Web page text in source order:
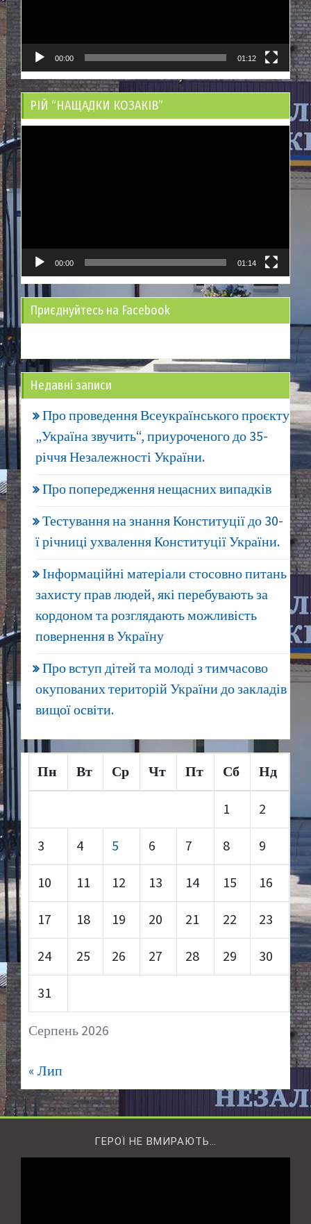
00:00 01:12
РІЙ “НАЩАДКИ КОЗАКІВ”
00:00 01:14
Приєднуйтесь на Facebook
Недавні записи
Про проведення Всеукраїнського проєкту
„Україна звучить“, приуроченого до 35-
річчя Незалежності України.
Про попередження нещасних випадків
Тестування на знання Конституції до 30-
ї річниці ухвалення Конституції України.
Інформаційні матеріали стосовно питань
захисту прав людей, які перебувають за
кордоном та розглядають можливість
повернення в Україну
Про вступ дітей та молоді з тимчасово
окупованих територій України до закладів
вищої освіти.
Серпень 2026
Пн Вт Ср Чт Пт Сб Нд
1 2
3 4 5 6 7 8 9
10 11 12 13 14 15 16
17 18 19 20 21 22 23
24 25 26 27 28 29 30
31
« Лип
ГЕРОЇ НЕ ВМИРАЮТЬ…